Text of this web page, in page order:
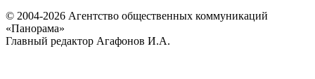
© 2004-2026 Агентство общественных коммуникаций
«Панорама»
Главный редактор Агафонов И.А.